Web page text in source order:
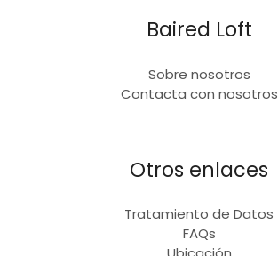
Baired Loft
Sobre nosotros
Contacta con nosotros
Otros enlaces
Tratamiento de Datos
FAQs